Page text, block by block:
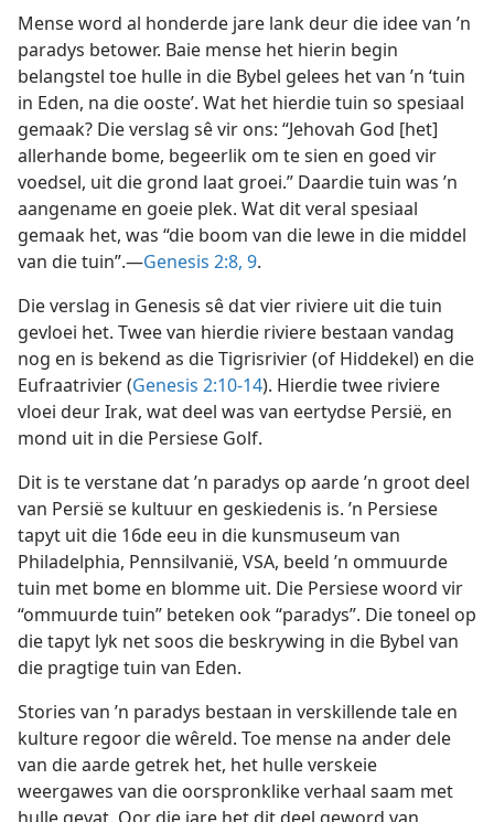
Mense word al honderde jare lank deur die idee van ’n
paradys betower. Baie mense het hierin begin
belangstel toe hulle in die Bybel gelees het van ’n ‘tuin
in Eden, na die ooste’. Wat het hierdie tuin so spesiaal
gemaak? Die verslag sê vir ons: “Jehovah God [het]
allerhande bome, begeerlik om te sien en goed vir
voedsel, uit die grond laat groei.” Daardie tuin was ’n
aangename en goeie plek. Wat dit veral spesiaal
gemaak het, was “die boom van die lewe in die middel
van die tuin”.—Genesis 2:8, 9.
Die verslag in Genesis sê dat vier riviere uit die tuin
gevloei het. Twee van hierdie riviere bestaan vandag
nog en is bekend as die Tigrisrivier (of Hiddekel) en die
Eufraatrivier (Genesis 2:10-14). Hierdie twee riviere
vloei deur Irak, wat deel was van eertydse Persië, en
mond uit in die Persiese Golf.
Dit is te verstane dat ’n paradys op aarde ’n groot deel
van Persië se kultuur en geskiedenis is. ’n Persiese
tapyt uit die 16de eeu in die kunsmuseum van
Philadelphia, Pennsilvanië, VSA, beeld ’n ommuurde
tuin met bome en blomme uit. Die Persiese woord vir
“ommuurde tuin” beteken ook “paradys”. Die toneel op
die tapyt lyk net soos die beskrywing in die Bybel van
die pragtige tuin van Eden.
Stories van ’n paradys bestaan in verskillende tale en
kulture regoor die wêreld. Toe mense na ander dele
van die aarde getrek het, het hulle verskeie
weergawes van die oorspronklike verhaal saam met